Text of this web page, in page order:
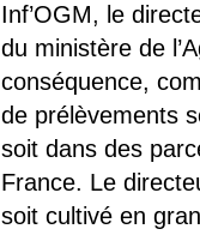
Inf’OGM, le
du ministère de
conséquence,
de prélèvements
soit dans des
France. Le
soit cultivé en